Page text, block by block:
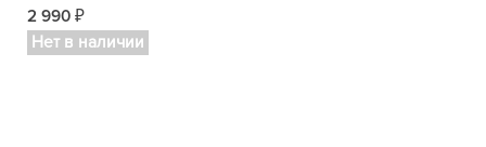
2 990 ₽
Нет в наличии